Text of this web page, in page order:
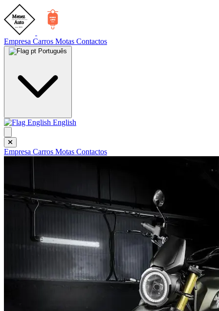
Empresa Carros Motas Contactos
Português
English
Empresa Carros Motas Contactos